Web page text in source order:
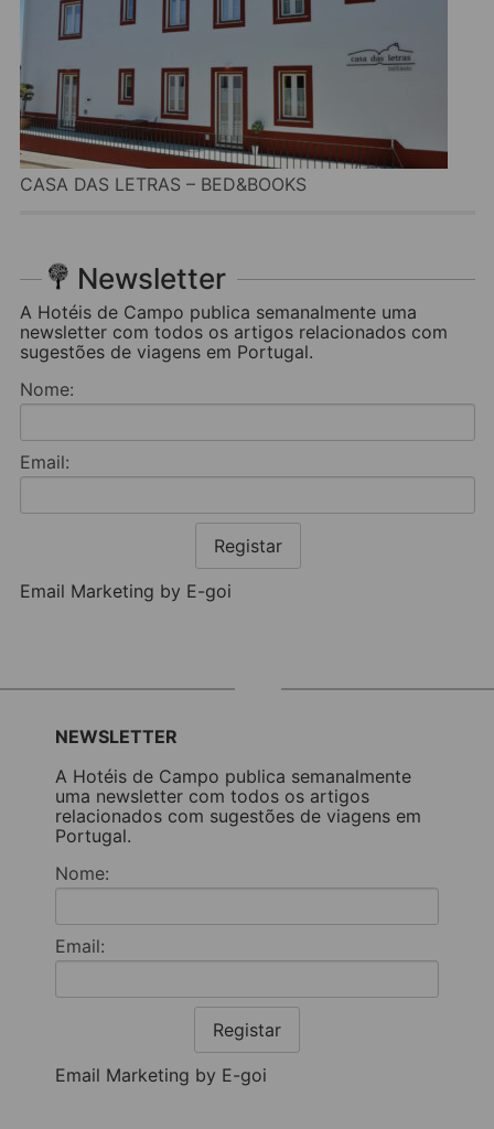
CASA DAS LETRAS – BED&BOOKS
Newsletter
A Hotéis de Campo publica semanalmente uma
newsletter com todos os artigos relacionados com
sugestões de viagens em Portugal.
Nome:
Email:
Registar
Email Marketing by E-goi
NEWSLETTER
A Hotéis de Campo publica semanalmente
uma newsletter com todos os artigos
relacionados com sugestões de viagens em
Portugal.
Nome:
Email:
Registar
Email Marketing by E-goi